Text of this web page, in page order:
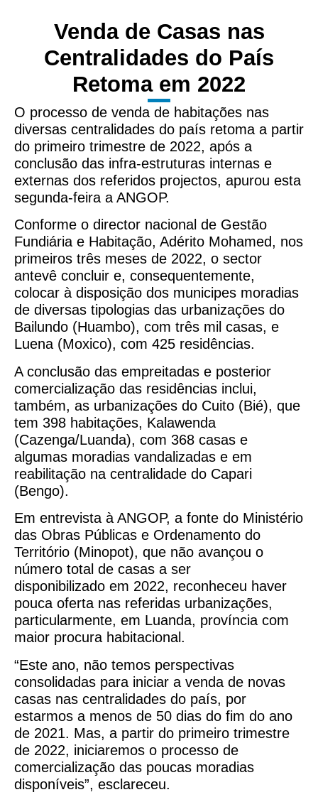
Venda de Casas nas
Centralidades do País
Retoma em 2022
O processo de venda de habitações nas
diversas centralidades do país retoma a partir
do primeiro trimestre de 2022, após a
conclusão das infra-estruturas internas e
externas dos referidos projectos, apurou esta
segunda-feira a ANGOP.
Conforme o director nacional de Gestão
Fundiária e Habitação, Adérito Mohamed, nos
primeiros três meses de 2022, o sector
antevê concluir e, consequentemente,
colocar à disposição dos municipes moradias
de diversas tipologias das urbanizações do
Bailundo (Huambo), com três mil casas, e
Luena (Moxico), com 425 residências.
A conclusão das empreitadas e posterior
comercialização das residências inclui,
também, as urbanizações do Cuito (Bié), que
tem 398 habitações, Kalawenda
(Cazenga/Luanda), com 368 casas e
algumas moradias vandalizadas e em
reabilitação na centralidade do Capari
(Bengo).
Em entrevista à ANGOP, a fonte do Ministério
das Obras Públicas e Ordenamento do
Território (Minopot), que não avançou o
número total de casas a ser
disponibilizado em 2022, reconheceu haver
pouca oferta nas referidas urbanizações,
particularmente, em Luanda, província com
maior procura habitacional.
“Este ano, não temos perspectivas
consolidadas para iniciar a venda de novas
casas nas centralidades do país, por
estarmos a menos de 50 dias do fim do ano
de 2021. Mas, a partir do primeiro trimestre
de 2022, iniciaremos o processo de
comercialização das poucas moradias
disponíveis”, esclareceu.